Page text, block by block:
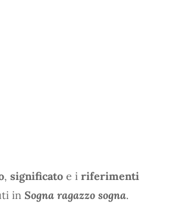
, significato e i riferimenti
in Sogna ragazzo sogna.